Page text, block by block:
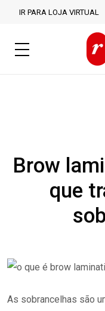
IR PARA LOJA VIRTUAL
Brow
que
As sobrancelhas são